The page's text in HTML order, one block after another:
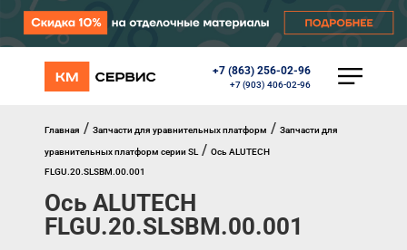
+7 (863) 256-02-96
+7 (903) 406-02-96
КАТАЛОГ
Перегрузочное оборудование
Уличные калитки
Шлагбаумы
Противопожарные ворота
Противопожарные шторы
Главная / Запчасти для уравнительных платформ / Запчасти для
уравнительных платформ серии SL / Ось ALUTECH
FLGU.20.SLSBM.00.001
Ось ALUTECH
FLGU.20.SLSBM.00.001